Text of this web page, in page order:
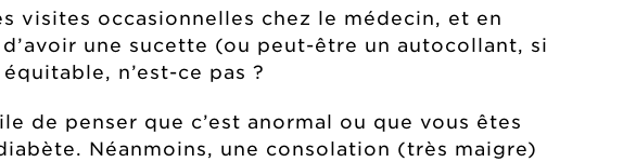
visites occasionnelles chez le médecin, et en
une sucette (ou peut-être un autocollant, si
n’est-ce pas ?
de penser que c’est anormal ou que vous êtes
Néanmoins, une consolation (très maigre)